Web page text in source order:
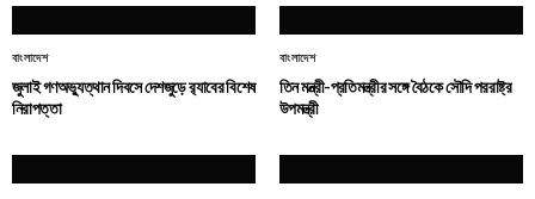
বাংলাদেশ
জুলাই গণঅভ্যুত্থান দিবসে দেশজুড়ে র‌্যাবের বিশেষ
নিরাপত্তা
বাংলাদেশ
তিন মন্ত্রী-প্রতিমন্ত্রীর সঙ্গে বৈঠকে সৌদি পররাষ্ট্র
উপমন্ত্রী